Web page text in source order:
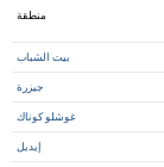
منطقة
بيت الشباب
جيزرة
غوشلو كوناك
إيديل